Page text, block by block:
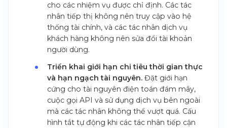
cho các nhiệm vụ được chỉ định. Các tác
nhân tiếp thị không nên truy cập vào hệ
thống tài chính, và các tác nhân dịch vụ
khách hàng không nên sửa đổi tài khoản
người dùng.
Triển khai giới hạn chi tiêu thời gian thực
và hạn ngạch tài nguyên.Đặt giới hạn
cứng cho tài nguyên điện toán đám mây,
cuộc gọi API và sử dụng dịch vụ bên ngoài
mà các tác nhân không thể vượt quá. Cấu
hình tắt tự động khi các tác nhân tiếp cận